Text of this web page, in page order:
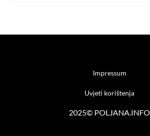
Impressum
Uvjeti korištenja
2025© POLJANA.INFO